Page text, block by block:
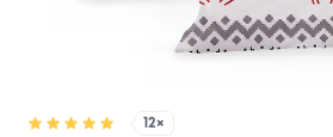
12×